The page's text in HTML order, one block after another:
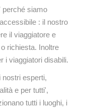
perché siamo
: il nostro
il viaggiatore e
richiesta. Inoltre
i viaggiatori disabili.
nostri esperti,
e per tutti',
tutti i luoghi, i